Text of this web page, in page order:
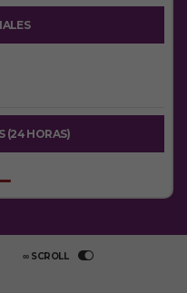
(24 HORAS)
∞ SCROLL